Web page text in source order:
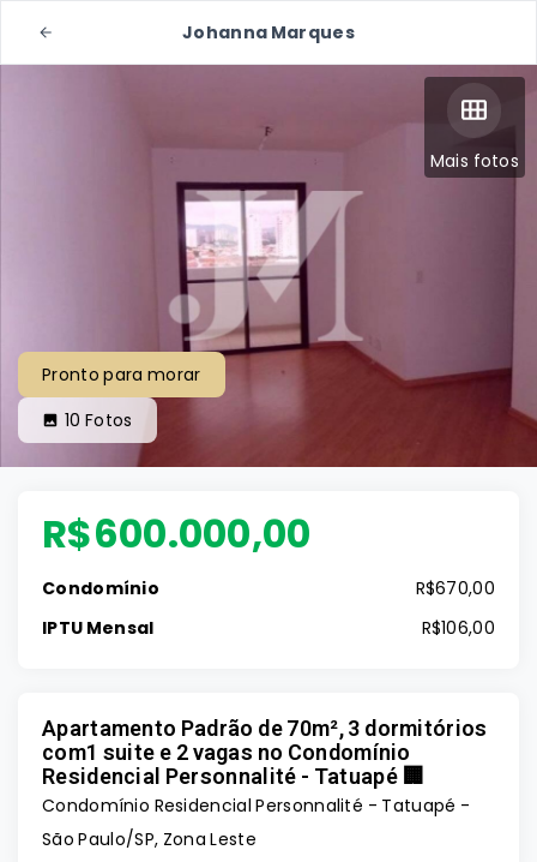
Johanna Marques
Mais fotos
Pronto para morar
10 Fotos
R$600.000,00
Condomínio
R$670,00
IPTU Mensal
R$106,00
Apartamento Padrão de 70m², 3 dormitórios
com1 suite e 2 vagas no Condomínio
Residencial Personnalité - Tatuapé 🏢
Condomínio Residencial Personnalité - Tatuapé -
São Paulo/SP, Zona Leste